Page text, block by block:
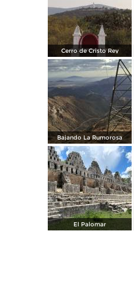
Cerro de Cristo Rey
Bajando La Rumorosa
El Palomar